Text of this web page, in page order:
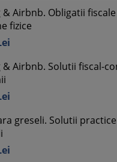
& Airbnb. Obligatii
fizice
& Airbnb. Solutii fiscal-
greseli. Solutii